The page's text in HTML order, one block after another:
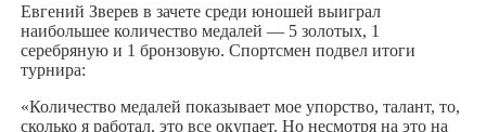
Евгений Зверев в зачете среди юношей выиграл
наибольшее количество медалей — 5 золотых, 1
серебряную и 1 бронзовую. Спортсмен подвел итоги
турнира:
«Количество медалей показывает мое упорство, талант, то,
сколько я работал, это все окупает. Но несмотря на это на